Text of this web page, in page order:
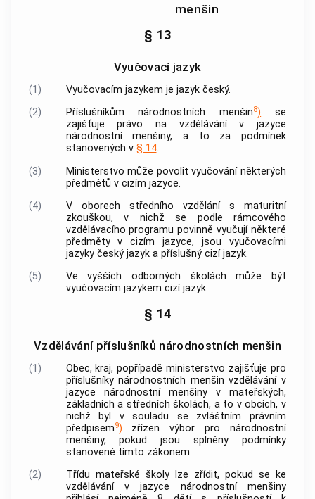
menšin
§ 13
Vyučovací jazyk
(1)
Vyučovacím jazykem je jazyk český.
(2)
Příslušníkům národnostních menšin8) se
zajišťuje právo na vzdělávání v jazyce
národnostní menšiny, a to za podmínek
stanovených v § 14.
(3)
Ministerstvo může povolit vyučování některých
předmětů v cizím jazyce.
(4)
V oborech středního vzdělání s maturitní
zkouškou, v nichž se podle rámcového
vzdělávacího programu povinně vyučují některé
předměty v cizím jazyce, jsou vyučovacími
jazyky český jazyk a příslušný cizí jazyk.
(5)
Ve vyšších odborných školách může být
vyučovacím jazykem cizí jazyk.
§ 14
Vzdělávání příslušníků národnostních menšin
(1) Obec, kraj, popřípadě ministerstvo zajišťuje pro
příslušníky národnostních menšin vzdělávání v
jazyce národnostní menšiny v mateřských,
základních a středních školách, a to vobcích, v
nichž byl v souladu se zvláštním právním
předpisem9) zřízen výbor pro národnostní
menšiny, pokud jsou splněny podmínky
stanovené tímto zákonem.
(2)
Třídu mateřské školy lze zřídit, pokud se ke
vzdělávání v jazyce národnostní menšiny